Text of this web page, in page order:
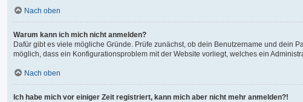
Nach oben
Warum kann ich mich nicht anmelden?
Dafür gibt es viele mögliche Gründe. Prüfe zunächst, ob dein Benutzername und dein
möglich, dass ein Konfigurationsproblem mit der Website vorliegt, welches ein
Nach oben
Ich habe mich vor einiger Zeit registriert, kann mich aber nicht mehr anmelden?!